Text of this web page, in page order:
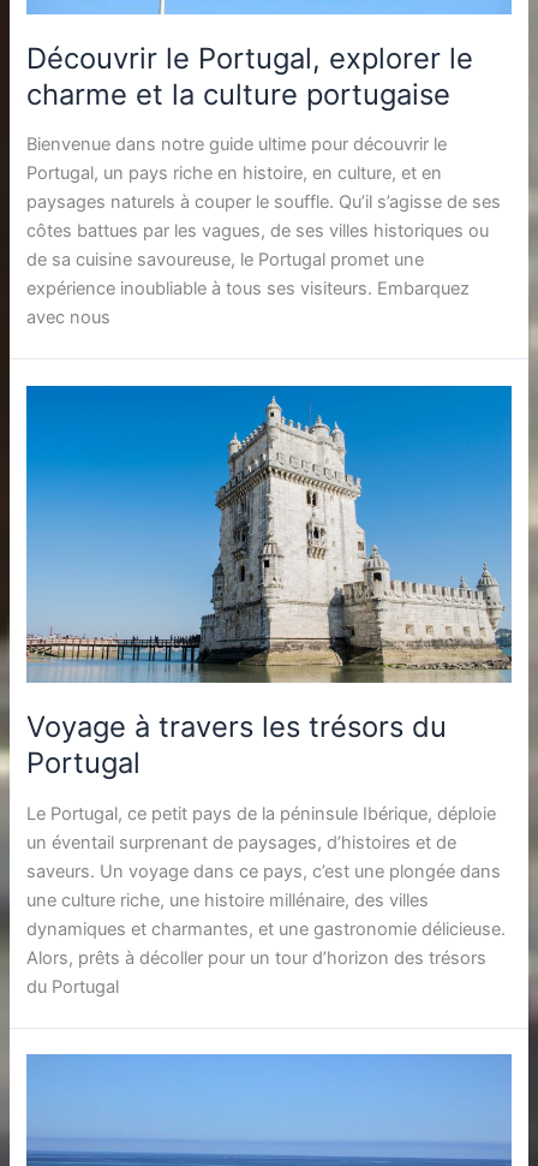
Découvrir le Portugal, explorer le
charme et la culture portugaise
Bienvenue dans notre guide ultime pour découvrir le
Portugal, un pays riche en histoire, en culture, et en
paysages naturels à couper le souffle. Qu’il s’agisse de ses
côtes battues par les vagues, de ses villes historiques ou
de sa cuisine savoureuse, le Portugal promet une
expérience inoubliable à tous ses visiteurs. Embarquez
avec nous
Voyage à travers les trésors du
Portugal
Le Portugal, ce petit pays de la péninsule Ibérique, déploie
un éventail surprenant de paysages, d’histoires et de
saveurs. Un voyage dans ce pays, c’est une plongée dans
une culture riche, une histoire millénaire, des villes
dynamiques et charmantes, et une gastronomie délicieuse.
Alors, prêts à décoller pour un tour d’horizon des trésors
du Portugal